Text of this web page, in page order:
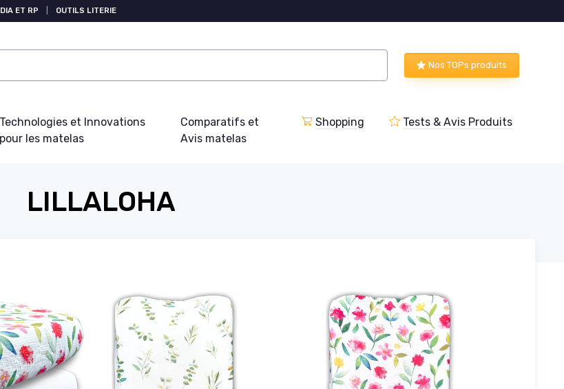
ET RP OUTILS LITERIE
Nos TOPs produits
Technologies et Innovations
pour les matelas
Comparatifs et
Avis matelas
Shopping Tests & Avis Produits
LILLALOHA